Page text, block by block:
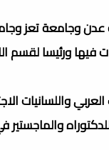
وجامعة تعز
فيها ورئيسا لقسم
واللسانيات
والماجستير